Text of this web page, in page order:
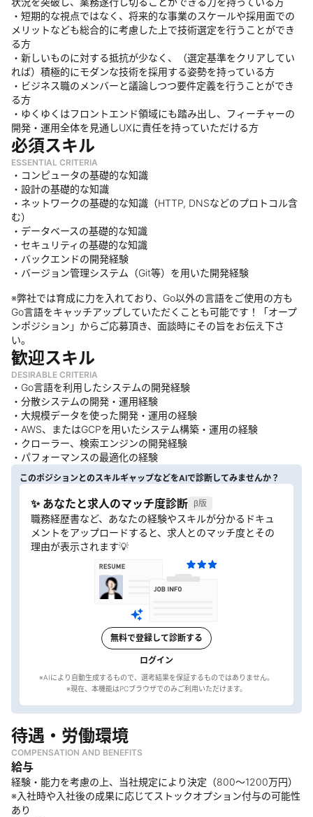
・短期的な視点ではなく、将来的な事業のスケールや採用面での
メリットなども総合的に考慮した上で技術選定を行うことができ
る方
・新しいものに対する抵抗が少なく、（選定基準をクリアしてい
れば）積極的にモダンな技術を採用する姿勢を持っている方
・ビジネス職のメンバーと議論しつつ要件定義を行うことができ
る方
・ゆくゆくはフロントエンド領域にも踏み出し、フィーチャーの
開発・運用全体を見通しUXに責任を持っていただける方
必須スキル
ESSENTIAL CRITERIA
・コンピュータの基礎的な知識
・設計の基礎的な知識
・ネットワークの基礎的な知識（HTTP, DNSなどのプロトコル含
む）
・データベースの基礎的な知識
・セキュリティの基礎的な知識
・バックエンドの開発経験
・バージョン管理システム（Git等）を用いた開発経験
※弊社では育成に力を入れており、Go以外の言語をご使用の方も
Go言語をキャッチアップしていただくことも可能です！「オープ
ンポジション」からご応募頂き、面談時にその旨をお伝え下さ
い。
歓迎スキル
DESIRABLE CRITERIA
・Go言語を利用したシステムの開発経験
・分散システムの開発・運用経験
・大規模データを使った開発・運用の経験
・AWS、またはGCPを用いたシステム構築・運用の経験
・クローラー、検索エンジンの開発経験
・パフォーマンスの最適化の経験
このポジションとのスキルギャップなどをAIで診断してみませんか？
✨ あなたと求人のマッチ度診断 β版
職務経歴書など、あなたの経験やスキルが分かるドキュ
メントをアップロードすると、求人とのマッチ度とその
理由が表示されます💡
無料で登録して診断する
ログイン
※AIにより自動生成するもので、選考結果を保証するものではありません。
待遇・労働環境
COMPENSATION AND BENEFITS
給与
経験・能力を考慮の上、当社規定により決定（800〜1200万円）
※入社時や入社後の成果に応じてストックオプション付与の可能性
あり